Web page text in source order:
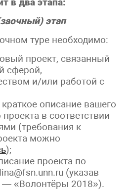
этап
туре необходимо:
проект, связанный
сферой,
и/или работой с
краткое описание вашего
в соответствии
(требования к
можно
);
проекта по
@fsn.unn.ru (указав
— «Волонтёры 2018»).